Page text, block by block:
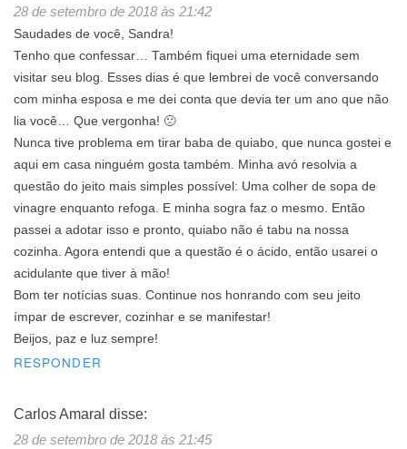
28 de setembro de 2018 às 21:42
Saudades de você, Sandra!
Tenho que confessar… Também fiquei uma eternidade sem
visitar seu blog. Esses dias é que lembrei de você conversando
com minha esposa e me dei conta que devia ter um ano que não
lia você… Que vergonha! 🙁
Nunca tive problema em tirar baba de quiabo, que nunca gostei e
aqui em casa ninguém gosta também. Minha avó resolvia a
questão do jeito mais simples possível: Uma colher de sopa de
vinagre enquanto refoga. E minha sogra faz o mesmo. Então
passei a adotar isso e pronto, quiabo não é tabu na nossa
cozinha. Agora entendi que a questão é o ácido, então usarei o
acidulante que tiver à mão!
Bom ter notícias suas. Continue nos honrando com seu jeito
ímpar de escrever, cozinhar e se manifestar!
Beijos, paz e luz sempre!
RESPONDER
Carlos Amaral disse:
28 de setembro de 2018 às 21:45